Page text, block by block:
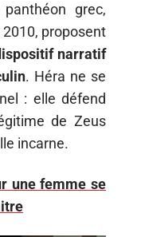
grec,
proposent
narratif
. Héra ne se
: elle défend
de Zeus
incarne.
une femme se